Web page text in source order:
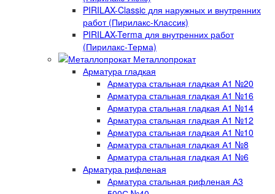
PIRILAX-Classic для наружных и внутренних
работ (Пирилакс-Классик)
PIRILAX-Terma для внутренних работ
(Пирилакс-Терма)
Металлопрокат
Арматура гладкая
Арматура стальная гладкая А1 №20
Арматура стальная гладкая А1 №16
Арматура стальная гладкая А1 №14
Арматура стальная гладкая А1 №12
Арматура стальная гладкая А1 №10
Арматура стальная гладкая А1 №8
Арматура стальная гладкая А1 №6
Арматура рифленая
Арматура стальная рифленая А3